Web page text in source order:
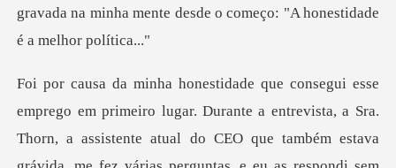
e atual do CEO que também estava